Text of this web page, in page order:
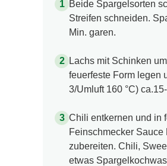
Beide Spargelsorten
Streifen schneiden.
Min. garen.
Lachs mit Schinken
feuerfeste Form legen
3/Umluft 160 °C)
Chili entkernen und in
Feinschmecker
zubereiten. Chili,
etwas